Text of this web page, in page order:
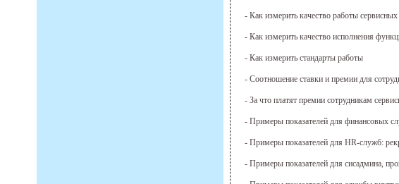
- Как измерить качество работы
- Как измерить качество исполнения
- Как измерить стандарты работы
- Соотношение ставки и премии для
- За что платят премии сотрудникам
- Примеры показателей для финансовых
- Примеры показателей для HR-служб:
- Примеры показателей для сисадмина,